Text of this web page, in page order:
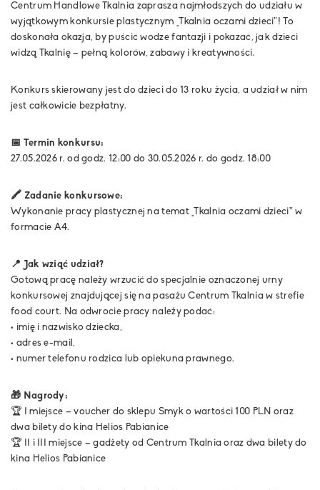
Centrum Handlowe Tkalnia zaprasza najmłodszych do udziału w
wyjątkowym konkursie plastycznym „Tkalnia oczami dzieci”! To
doskonała okazja, by puścić wodze fantazji i pokazać, jak dzieci
widzą Tkalnię – pełną kolorów, zabawy i kreatywności.
Konkurs skierowany jest do dzieci do 13 roku życia, a udział w nim
jest całkowicie bezpłatny.
📅 Termin konkursu:
27.05.2026 r. od godz. 12:00 do 30.05.2026 r. do godz. 18:00
🖍️ Zadanie konkursowe:
Wykonanie pracy plastycznej na temat „Tkalnia oczami dzieci” w
formacie A4.
📍 Jak wziąć udział?
Gotową pracę należy wrzucić do specjalnie oznaczonej urny
konkursowej znajdującej się na pasażu Centrum Tkalnia w strefie
food court. Na odwrocie pracy należy podać:
• imię i nazwisko dziecka,
• adres e-mail,
• numer telefonu rodzica lub opiekuna prawnego.
🎁 Nagrody:
🏆 I miejsce – voucher do sklepu Smyk o wartości 100 PLN oraz
dwa bilety do kina Helios Pabianice
🏆 II i III miejsce – gadżety od Centrum Tkalnia oraz dwa bilety do
kina Helios Pabianice